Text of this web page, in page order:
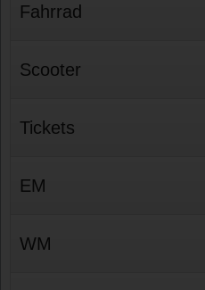
Fahrrad
Scooter
Tickets
EM
WM